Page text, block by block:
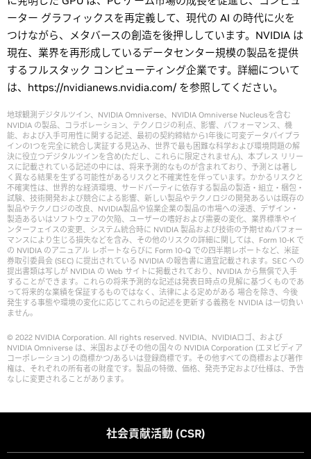
ーター グラフィックスを再定義して、現代の AI の時代に火を
つけながら、メタバースの創造を後押ししています。NVIDIA は
現在、業界を再形成しているデータセンター規模の製品を提供
するフルスタック コンピューティング企業です。詳細について
は、https://nvidianews.nvidia.com/ を参照してください。
地球観測デジタルツイン、NVIDIA Omniverse、NVIDIA Omniverse Nucleusを含む
NVIDIA の製品、コラボレーション、テクノロジの利点、影響、パフォーマンス、機
能、および入手可用性に関する記述、最初の契約締結から1年後に可変データパイプラ
インの1つを完全に統合し実証する見込み、世界で最も困難な科学および環境問題の解
決に役立つデジタルツインを含め(ただし、これらに限定されません)、本プレス リリー
スに記載されている記述の中には、将来予測的なものが含まれており、予測とは著し
く異なる結果を生ずる可能性があるリスクと不確実性を伴っています。かかるリスクと
不確実性は、世界的な経済環境、サードパーティに依存する製品の製造・組立・梱包・
試験、技術開発および競合による影響、新しい製品やテクノロジの開発あるいは既存の
製品やテクノロジの改良、NVIDIA製品や協業企業の製品の市場への浸透、デザイン・
製造あるいはソフトウェアの欠陥、ユーザーの嗜好および需要の変化、業界標準やイ
ンターフェイスの変更、システム統合時に NVIDIA 製品および技術の予期せぬパフォー
マンスにより生じる損失などを含み、その他のリスクの詳細に関しては、Form 10-K で
の NVIDIA のアニュアル レポートならびに Form 10-Q での四半期レポートなど、米証
券取引委員会 (SEC) に提出されている NVIDIA の報告書に適宜記載されます。SEC への
提出書類は写しが NVIDIA の Web サイトに掲載されており、NVIDIA から無償で入手
することができます。これらの将来予測的な記述は発表日時点の見解に基づくものであ
って将来的な業績を保証するものではなく、法律による定めがある 場合を除き、今後
発生する事態や環境の変化に応じてこれらの記述を更新する義務を NVIDIA は一切負い
ません。
© 2022 NVIDIA Corporation. All rights reserved. NVIDIA、NVIDIAロゴ、および
NVIDIA Omniverse は、米国およびその他の国々の NVIDIA Corporation (エヌビディア
コーポレーション) の商標かつ/あるいは登録商標です。その他すべての商標および著作
権は、それぞれの所有者の財産です。製品の特徴、価格、発売予定および仕様は、予告
なしに変更されることがあります。
社会貢献活動 (CSR)